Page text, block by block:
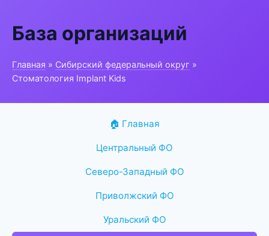
База организаций
Главная » Сибирский федеральный округ »
Стоматология Implant Kids
🏠 Главная
Центральный ФО
Северо-Западный ФО
Приволжский ФО
Уральский ФО